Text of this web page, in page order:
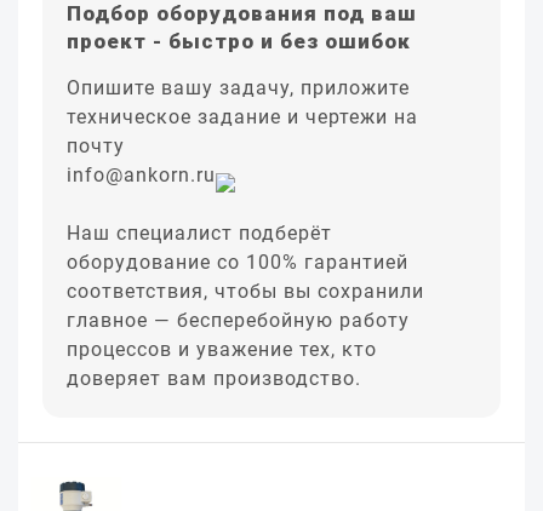
Подбор оборудования под ваш
проект - быстро и без ошибок
Опишите вашу задачу, приложите
техническое задание и чертежи на
почту
info@ankorn.ru
Наш специалист подберёт
оборудование со 100% гарантией
соответствия, чтобы вы сохранили
главное — бесперебойную работу
процессов и уважение тех, кто
доверяет вам производство.